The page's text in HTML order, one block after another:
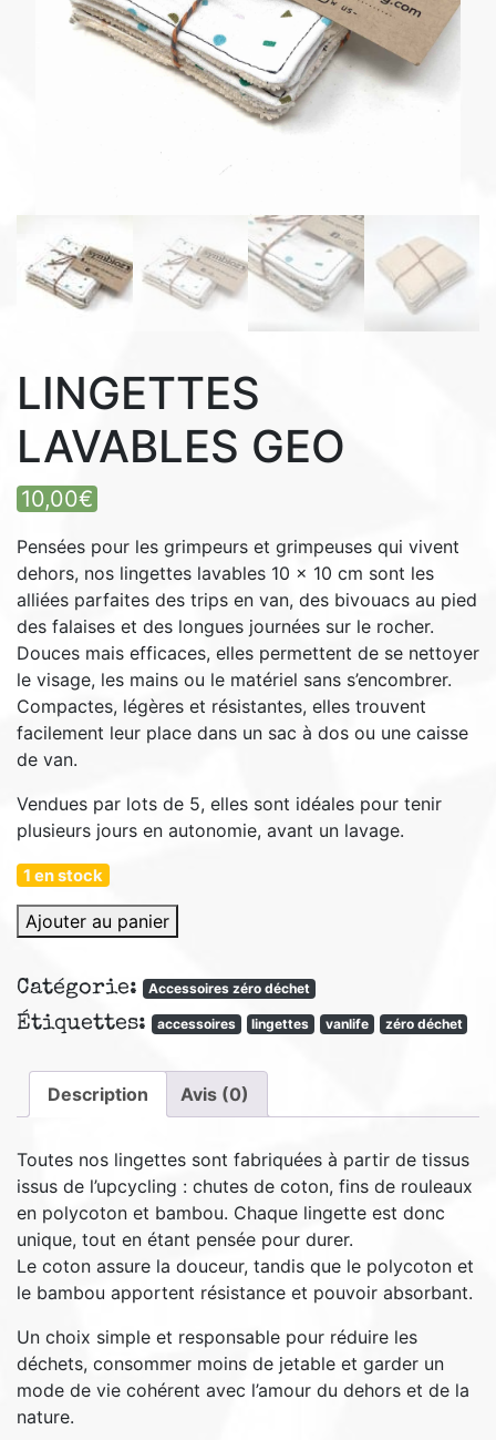
LINGETTES
LAVABLES GEO
10,00€
Pensées pour les grimpeurs et grimpeuses qui vivent
dehors, nos lingettes lavables 10 × 10 cm sont les
alliées parfaites des trips en van, des bivouacs au pied
des falaises et des longues journées sur le rocher.
Douces mais efficaces, elles permettent de se nettoyer
le visage, les mains ou le matériel sans s’encombrer.
Compactes, légères et résistantes, elles trouvent
facilement leur place dans un sac à dos ou une caisse
de van.
Vendues par lots de 5, elles sont idéales pour tenir
plusieurs jours en autonomie, avant un lavage.
1 en stock
quantité
de
lavables
GEO
Ajouter au panier
Catégorie: Accessoires zéro déchet
Étiquettes: accessoires lingettes vanlife zéro déchet
Description Avis (0)
Toutes nos lingettes sont fabriquées à partir de tissus
issus de l’upcycling : chutes de coton, fins de rouleaux
en polycoton et bambou. Chaque lingette est donc
unique, tout en étant pensée pour durer.
Le coton assure la douceur, tandis que le polycoton et
le bambou apportent résistance et pouvoir absorbant.
Un choix simple et responsable pour réduire les
déchets, consommer moins de jetable et garder un
mode de vie cohérent avec l’amour du dehors et de la
nature.